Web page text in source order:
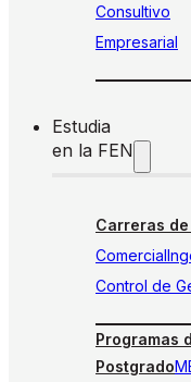
Consultivo
Empresarial
Estudia
en la FEN
Carreras
Comercial
Control de
Programas
Postgrado